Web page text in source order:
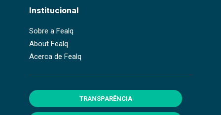
Institucional
Sobre a Fealq
About Fealq
Acerca de Fealq
TRANSPARÊNCIA